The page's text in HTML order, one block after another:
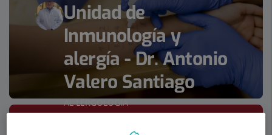
Unidad de
Inmunología y
alergía - Dr. Antonio
Valero Santiago
AL·LERGOLOGIA